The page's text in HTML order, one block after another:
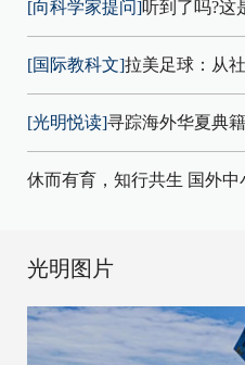
[向科学家提问]听到了吗?这
[国际教科文]拉美足球：从
[光明悦读]寻踪海外华夏典
休而有育，知行共生 国外
光明图片